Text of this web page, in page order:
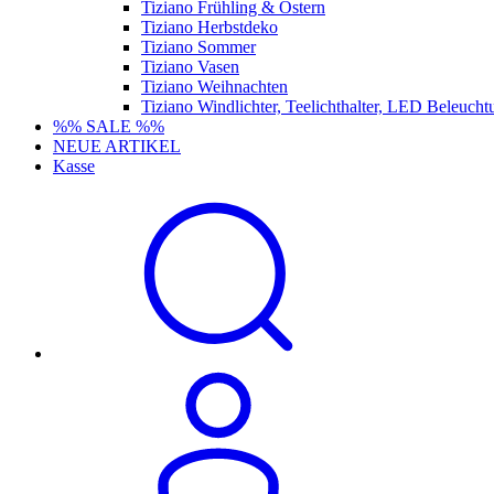
Tiziano Frühling & Ostern
Tiziano Herbstdeko
Tiziano Sommer
Tiziano Vasen
Tiziano Weihnachten
Tiziano Windlichter, Teelichthalter, LED
%% SALE %%
NEUE ARTIKEL
Kasse